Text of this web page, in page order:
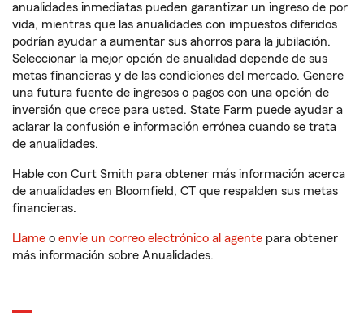
anualidades inmediatas pueden garantizar un ingreso de por
vida, mientras que las anualidades con impuestos diferidos
podrían ayudar a aumentar sus ahorros para la jubilación.
Seleccionar la mejor opción de anualidad depende de sus
metas financieras y de las condiciones del mercado. Genere
una futura fuente de ingresos o pagos con una opción de
inversión que crece para usted. State Farm puede ayudar a
aclarar la confusión e información errónea cuando se trata
de anualidades.
Hable con Curt Smith para obtener más información acerca
de anualidades en Bloomfield, CT que respalden sus metas
financieras.
Llame o envíe un correo electrónico al agente para obtener
más información sobre Anualidades.